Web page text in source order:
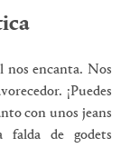
nos encanta. Nos
¡Puedes
con unos jeans
falda de godets